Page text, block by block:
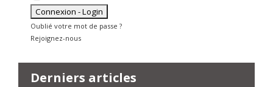
Oublié votre mot de passe ?
Rejoignez-nous
Derniers articles